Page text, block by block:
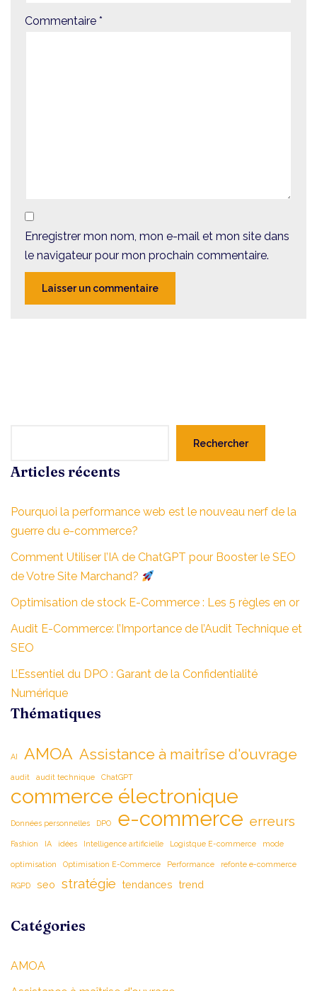
Commentaire *
Enregistrer mon nom, mon e-mail et mon site dans
le navigateur pour mon prochain commentaire.
Rechercher
Articles récents
Pourquoi la performance web est le nouveau nerf de la
guerre du e-commerce?
Comment Utiliser l’IA de ChatGPT pour Booster le SEO
de Votre Site Marchand?
Optimisation de stock E-Commerce : Les 5 règles en or
Audit E-Commerce: l’Importance de l’Audit Technique et
SEO
L’Essentiel du DPO : Garant de la Confidentialité
Numérique
Thématiques
AI AMOA Assistance à maitrîse d'ouvrage
audit audit technique ChatGPT
commerce électronique
Données personnelles DPO e-commerce erreurs
Fashion IA idées Intelligence artificielle Logistque E-commerce mode
optimisation Optimisation E-Commerce Performance refonte e-commerce
RGPD seo stratégie tendances trend
Catégories
AMOA